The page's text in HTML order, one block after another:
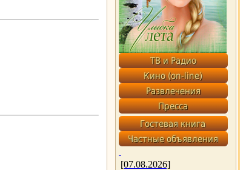
[07.08.2026]